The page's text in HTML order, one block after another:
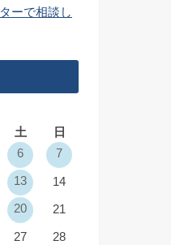
土
日
6 7
13 14
20 21
27 28